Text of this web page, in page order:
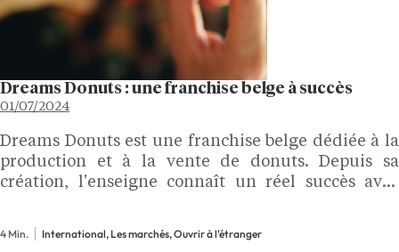
Dreams Donuts : une franchise belge à succès
01/07/2024
Dreams Donuts est une franchise belge dédiée à la
production et à la vente de donuts. Depuis sa
création, l'enseigne connaît un réel succès avec
Espagne et Italie et plusieurs nouvelles…
4 Min. International, Les marchés, Ouvrir à l'étranger